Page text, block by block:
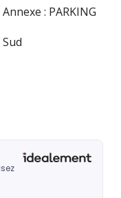
Annexe : PARKING
Sud